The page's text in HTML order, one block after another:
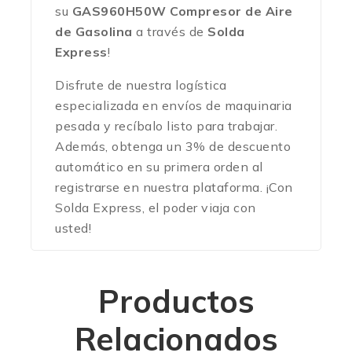
su GAS960H50W Compresor de Aire
de Gasolina a través de Solda
Express!
Disfrute de nuestra logística
especializada en envíos de maquinaria
pesada y recíbalo listo para trabajar.
Además, obtenga un 3% de descuento
automático en su primera orden al
registrarse en nuestra plataforma. ¡Con
Solda Express, el poder viaja con
usted!
Productos
Relacionados